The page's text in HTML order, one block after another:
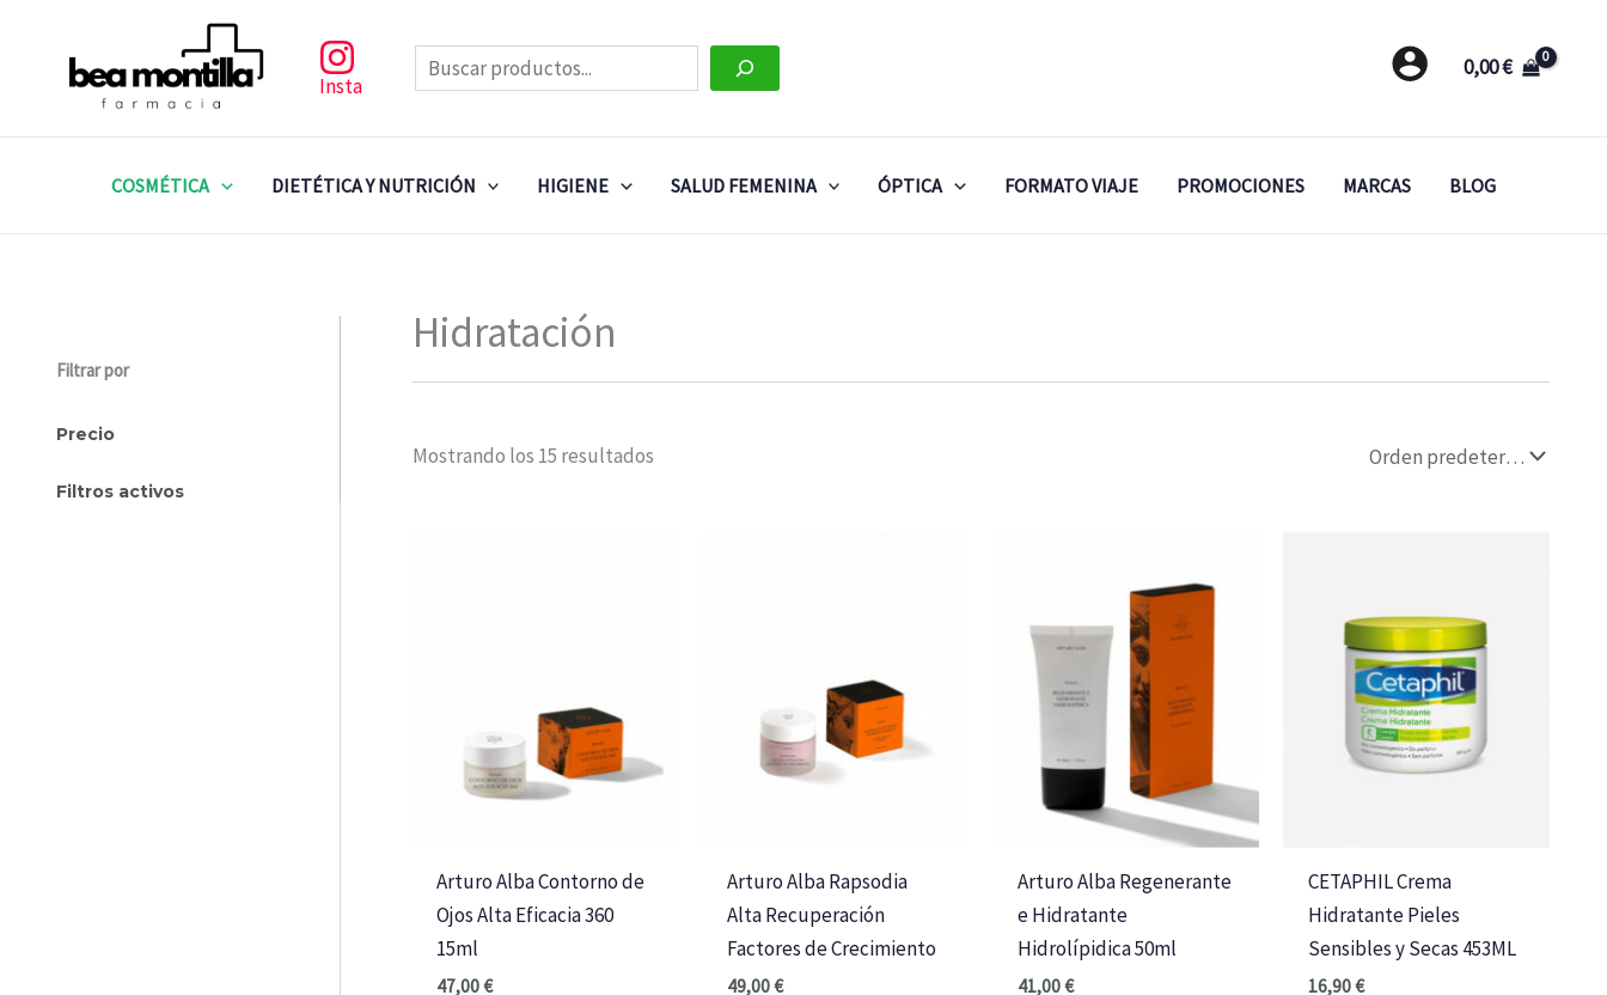
contenido
Insta
Buscar 0,00€
COSMÉTICA DIETÉTICA Y NUTRICIÓN HIGIENE SALUD FEMENINA ÓPTICA FORMATO VIAJE PROMOCIONES MARCAS BLOG
Filtrar por
Precio
Filtros activos
Hidratación
Mostrando los 15 resultados
Arturo Alba Contorno de
Ojos Alta Eficacia 360
15ml
47,00€
Arturo Alba Rapsodia
Alta Recuperación
Factores de Crecimiento
49,00€
Arturo Alba Regenerante
e Hidratante
Hidrolípidica 50ml
41,00€
CETAPHIL Crema
Hidratante Pieles
Sensibles y Secas 453ML
16,90€